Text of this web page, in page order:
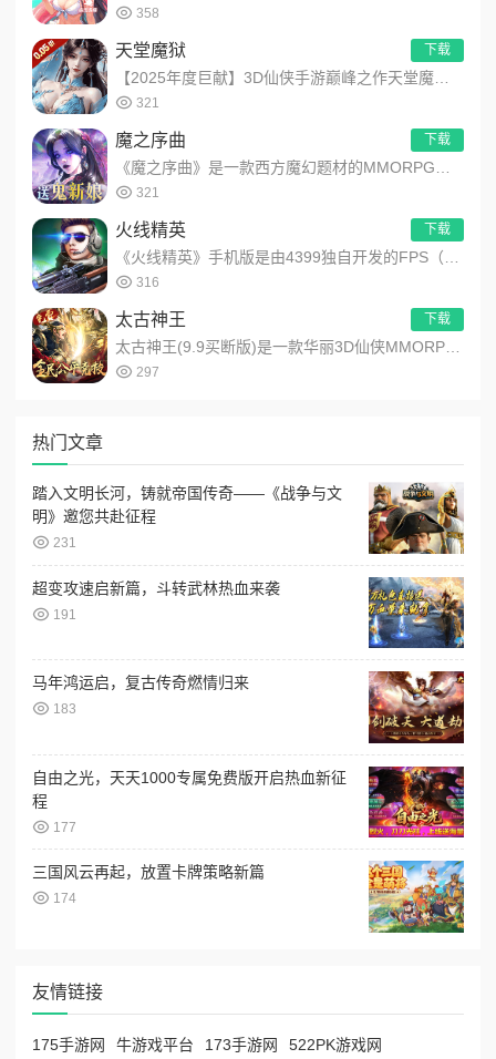
358
天堂魔狱
【2025年度巨献】3D仙侠手游巅峰之作天堂魔狱(0.05折百倍爆率千金版)震撼登场！全场尊享0.05折，解...
321
下载
魔之序曲
《魔之序曲》是一款西方魔幻题材的MMORPG手游。3D次世代旗舰画质，360度自由视角，DIY个性外显，昼夜...
321
下载
火线精英
《火线精英》手机版是由4399独自开发的FPS（First-PersonShooterGame）射击类手游，...
316
下载
太古神王
太古神王(9.9买断版)是一款华丽3D仙侠MMORPG手机网游，改编自同名玄幻小说。游戏特色包括3D玄幻世界...
297
下载
热门文章
踏入文明长河，铸就帝国传奇——《战争与文
明》邀您共赴征程
231
超变攻速启新篇，斗转武林热血来袭
191
马年鸿运启，复古传奇燃情归来
183
自由之光，天天1000专属免费版开启热血新征
程
177
三国风云再起，放置卡牌策略新篇
174
友情链接
175手游网 牛游戏平台 173手游网
522PK游戏网